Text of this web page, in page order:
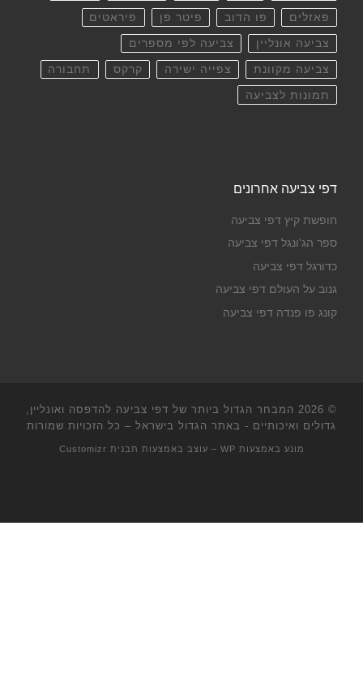
פאזלים פו הדוב פיטר פן פיראטים
צביעה אונליין צביעה לפי מספרים
צביעה מקוונת צפייה ישירה קרקס תחבורה
תמונות לצביעה
דפי צביעה אחרונים
חופשת קיץ דפי צביעה
ספר הג'ונגל דפי צביעה
כדורגל דפי צביעה
גנוב על העולם דפי צביעה
קונג פו פנדה דפי צביעה
© 2026
המבחר הגדול ביותר של דפי צביעה להדפסה ואונליין,
גדולים ואיכותיים - באתר הגדול בישראל – כל הזכויות שמורות
מונע באמצעות WP – עוצב באמצעות תבנית Customizr